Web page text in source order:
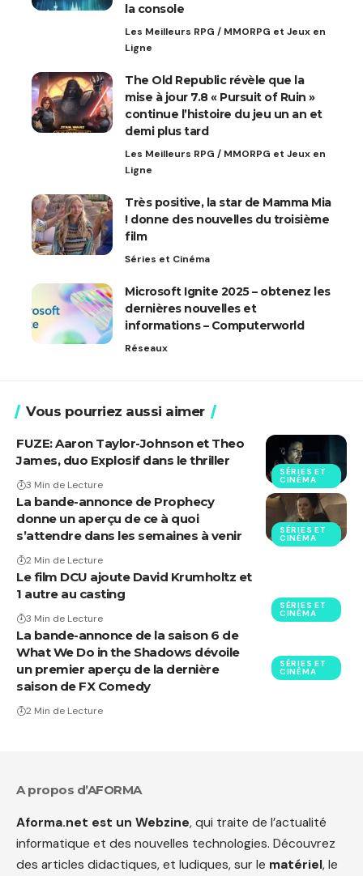
la console
Les Meilleurs RPG / MMORPG et Jeux en
Ligne
The Old Republic révèle que la
mise à jour 7.8 « Pursuit of Ruin »
continue l’histoire du jeu un an et
demi plus tard
Les Meilleurs RPG / MMORPG et Jeux en
Ligne
Très positive, la star de Mamma Mia
! donne des nouvelles du troisième
film
Séries et Cinéma
Microsoft Ignite 2025 – obtenez les
dernières nouvelles et
informations – Computerworld
Réseaux
Vous pourriez aussi aimer
SÉRIES ET
CINÉMA
FUZE: Aaron Taylor-Johnson et Theo
James, duo Explosif dans le thriller
3 Min de Lecture
SÉRIES ET
CINÉMA
La bande-annonce de Prophecy
donne un aperçu de ce à quoi
s’attendre dans les semaines à venir
2 Min de Lecture
SÉRIES ET
CINÉMA
Le film DCU ajoute David Krumholtz et
1 autre au casting
3 Min de Lecture
SÉRIES ET
CINÉMA
La bande-annonce de la saison 6 de
What We Do in the Shadows dévoile
un premier aperçu de la dernière
saison de FX Comedy
2 Min de Lecture
A propos d’AFORMA
Aforma.net est un Webzine, qui traite de l’actualité
informatique et des nouvelles technologies. Découvrez
des articles didactiques, et ludiques, sur le matériel, le